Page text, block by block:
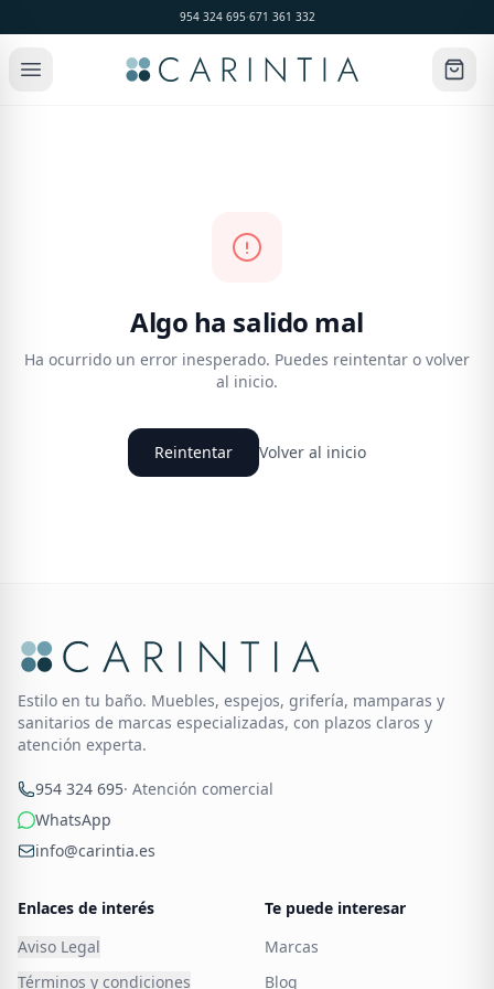
954 324 695·671 361 332
Algo ha salido mal
Ha ocurrido un error inesperado. Puedes reintentar o volver
al inicio.
Reintentar Volver al inicio
Estilo en tu baño. Muebles, espejos, grifería, mamparas y
sanitarios de marcas especializadas, con plazos claros y
atención experta.
954 324 695· Atención comercial
WhatsApp
info@carintia.es
Enlaces de interés
Aviso Legal
Términos y condiciones
Te puede interesar
Marcas
Blog